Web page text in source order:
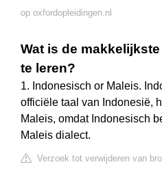
op oxfordopleidingen.nl
Wat is de
te leren?
1. Indonesisch or Maleis.
officiële taal van Indonesië,
Maleis, omdat Indonesisch
Maleis dialect.
Verzoek tot verwijderen van